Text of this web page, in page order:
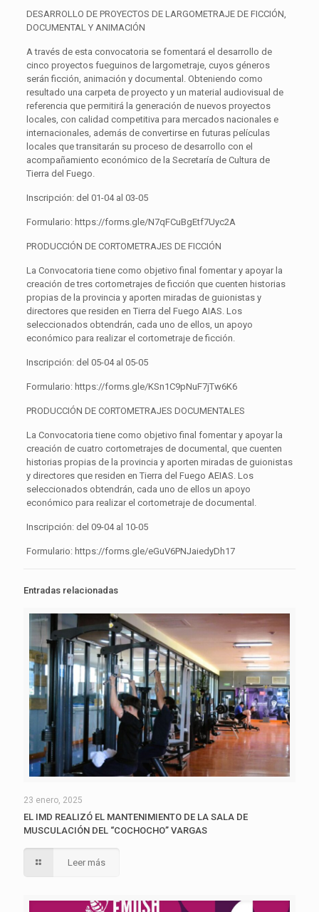
DESARROLLO DE PROYECTOS DE LARGOMETRAJE DE FICCIÓN,
DOCUMENTAL Y ANIMACIÓN
A través de esta convocatoria se fomentará el desarrollo de
cinco proyectos fueguinos de largometraje, cuyos géneros
serán ficción, animación y documental. Obteniendo como
resultado una carpeta de proyecto y un material audiovisual de
referencia que permitirá la generación de nuevos proyectos
locales, con calidad competitiva para mercados nacionales e
internacionales, además de convertirse en futuras películas
locales que transitarán su proceso de desarrollo con el
acompañamiento económico de la Secretaría de Cultura de
Tierra del Fuego.
Inscripción: del 01-04 al 03-05
Formulario: https://forms.gle/N7qFCuBgEtf7Uyc2A
PRODUCCIÓN DE CORTOMETRAJES DE FICCIÓN
La Convocatoria tiene como objetivo final fomentar y apoyar la
creación de tres cortometrajes de ficción que cuenten historias
propias de la provincia y aporten miradas de guionistas y
directores que residen en Tierra del Fuego AIAS. Los
seleccionados obtendrán, cada uno de ellos, un apoyo
económico para realizar el cortometraje de ficción.
Inscripción: del 05-04 al 05-05
Formulario: https://forms.gle/KSn1C9pNuF7jTw6K6
PRODUCCIÓN DE CORTOMETRAJES DOCUMENTALES
La Convocatoria tiene como objetivo final fomentar y apoyar la
creación de cuatro cortometrajes de documental, que cuenten
historias propias de la provincia y aporten miradas de guionistas
y directores que residen en Tierra del Fuego AEIAS. Los
seleccionados obtendrán, cada uno de ellos un apoyo
económico para realizar el cortometraje de documental.
Inscripción: del 09-04 al 10-05
Formulario: https://forms.gle/eGuV6PNJaiedyDh17
Entradas relacionadas
23 enero, 2025
EL IMD REALIZÓ EL MANTENIMIENTO DE LA SALA DE
MUSCULACIÓN DEL “COCHOCHO” VARGAS
Leer más